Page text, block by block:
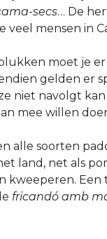
secs… De
veel mensen in
moet je
gelden er
niet navolgt
mee willen
alle soorten
land, net als
kweeperen.
fricandó amb